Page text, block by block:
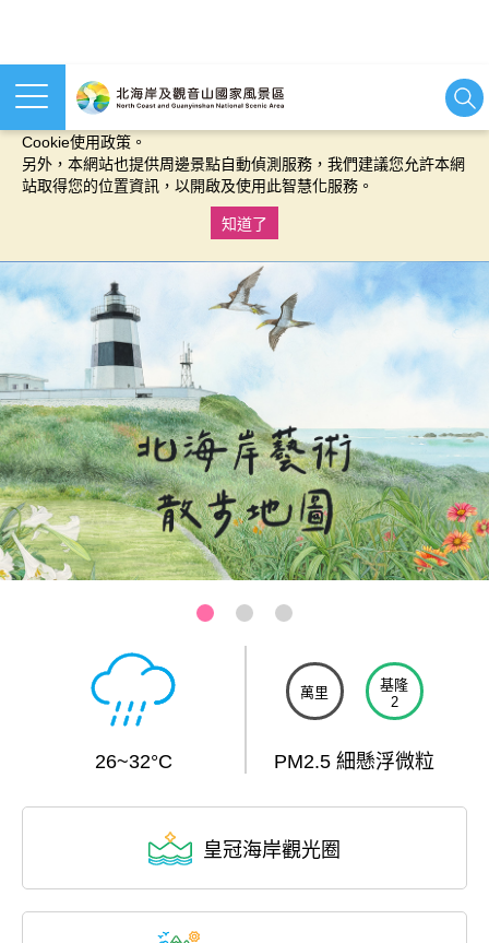
本網站使用cookies等相關技術以持續優化網站服務，並有助於為
您提供更佳的體驗，當您繼續使用本網站即表示您同意我們的
Cookie使用政策。
另外，本網站也提供周邊景點自動偵測服務，我們建議您允許本網
站取得您的位置資訊，以開啟及使用此智慧化服務。
知道了
基隆-和平島公園
26~32°C
萬里
基隆
2
PM2.5 細懸浮微粒
皇冠海岸觀光圈